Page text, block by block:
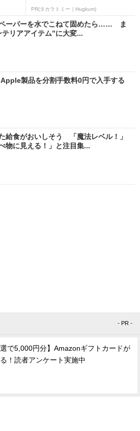
PR(タカラトミー｜Hugkum)
ペーパーを水でこねて固めたら…… ま
テリアアイテム”に大変...
製品を分割手数料0円で入手する
給食がおいしそう 「魔法レベル！」
物に見える！」と注目集...
- PR -
選で5,000円分】Amazonギフトカードが
！読者アンケート実施中